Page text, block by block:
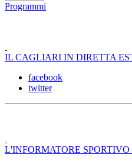
Programmi
IL CAGLIARI IN DIRETTA
facebook
twitter
L'INFORMATORE SPORTIVO